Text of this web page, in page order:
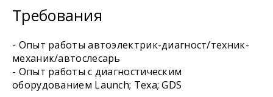
Требования
- Опыт работы автоэлектрик-диагност/техник-
механик/автослесарь
- Опыт работы с диагностическим
оборудованием Launch; Texa; GDS